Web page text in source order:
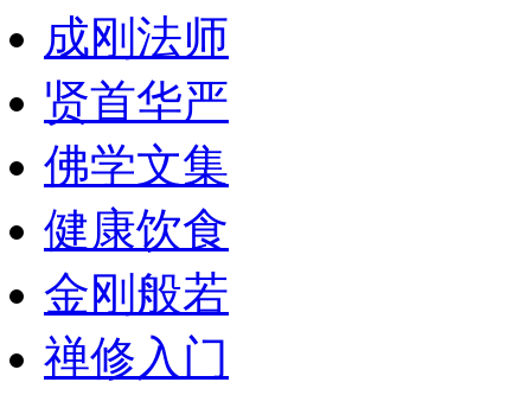
成刚法师
贤首华严
佛学文集
健康饮食
金刚般若
禅修入门